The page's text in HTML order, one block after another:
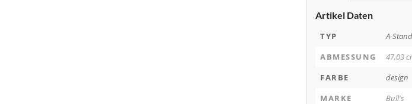
Artikel Daten
TYP
A-
ABMESSUNG
47,03
FARBE
design
MARKE
Bull's